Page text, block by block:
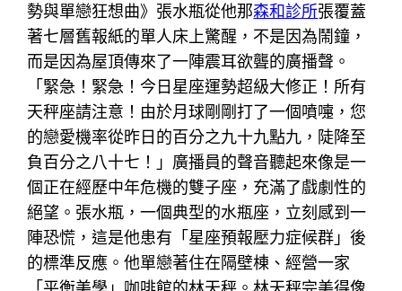
勢與單戀狂想曲》張水瓶從他那森和診所張覆蓋
著七層舊報紙的單人床上驚醒，不是因為鬧鐘，
而是因為屋頂傳來了一陣震耳欲聾的廣播聲。
「緊急！緊急！今日星座運勢超級大修正！所有
天秤座請注意！由於月球剛剛打了一個噴嚏，您
的戀愛機率從昨日的百分之九十九點九，陡降至
負百分之八十七！」廣播員的聲音聽起來像是一
個正在經歷中年危機的雙子座，充滿了戲劇性的
絕望。張水瓶，一個典型的水瓶座，立刻感到一
陣恐慌，這是他患有「星座預報壓力症候群」後
的標準反應。他單戀著住在隔壁棟、經營一家